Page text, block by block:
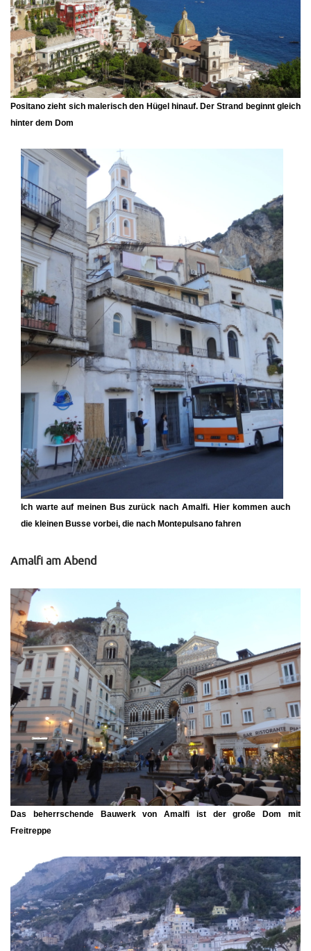
Positano zieht sich malerisch den Hügel hinauf. Der Strand beginnt gleich
hinter dem Dom
Ich warte auf meinen Bus zurück nach Amalfi. Hier kommen auch
die kleinen Busse vorbei, die nach Montepulsano fahren
Amalfi am Abend
Das beherrschende Bauwerk von Amalfi ist der große Dom mit
Freitreppe